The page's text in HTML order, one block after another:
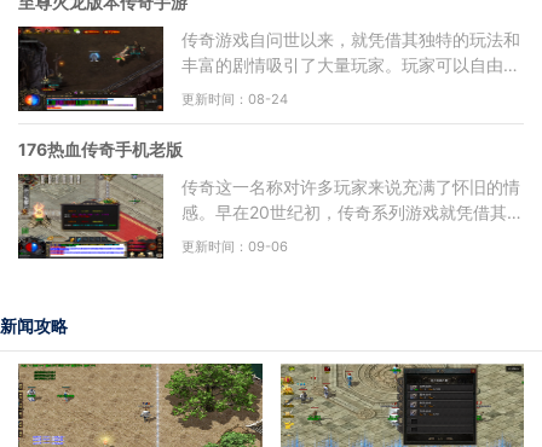
传奇游戏自问世以来，就凭借其独特的玩法和
丰富的剧情吸引了大量玩家。玩家可以自由选
择职业，进行角色扮演，体验到从新手到高手
更新时间：08-24
176热血传奇手机老版
传奇这一名称对许多玩家来说充满了怀旧的情
感。早在20世纪初，传奇系列游戏就凭借其开
放的世界、丰富的职业系统和激情四溢的战斗
更新时间：09-06
新闻攻略